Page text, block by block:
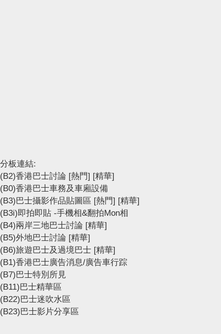
分板連結:
(B2)香港巴士討論 [熱門] [精華]
(B0)香港巴士車務及車廂設備
(B3)巴士攝影作品貼圖區 [熱門] [精華]
(B3i)即拍即貼 -手機相&翻拍Mon相
(B4)兩岸三地巴士討論 [精華]
(B5)外地巴士討論 [精華]
(B6)旅遊巴士及過境巴士 [精華]
(B1)香港巴士廣告消息/廣告車行踪
(B7)巴士特別所見
(B11)巴士精華區
(B22)巴士迷吹水區
(B23)巴士影片分享區